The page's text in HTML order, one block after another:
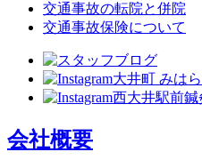
交通事故の転院と併院
交通事故保険について
会社概要